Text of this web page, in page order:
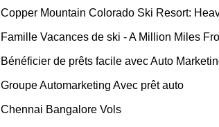
Copper Mountain Colorado Ski Resort:
Famille Vacances de ski - A Million Miles
Bénéficier de prêts facile avec Auto
Groupe Automarketing Avec prêt auto
Chennai Bangalore Vols